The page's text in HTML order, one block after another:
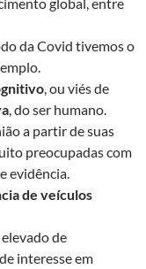
da Covid tivemos o
, ou viés de
, do ser humano.
a partir de suas
preocupadas com
evidência.
de veículos
de
interesse em